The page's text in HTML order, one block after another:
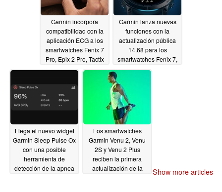
Garmin incorpora
compatibilidad con la
aplicación ECG a los
smartwatches Fenix 7
Pro, Epix 2 Pro, Tactix
7 AMOLED Edition y
Garmin lanza nuevas
funciones con la
actualización pública
14.68 para los
smartwatches Fenix 7,
Fenix 7 Pro, Epix 2 y
Llega el nuevo widget
Garmin Sleep Pulse Ox
con una posible
herramienta de
detección de la apnea
Los smartwatches
Garmin Venu 2, Venu
2S y Venu 2 Plus
reciben la primera
actualización de la
Show more articles